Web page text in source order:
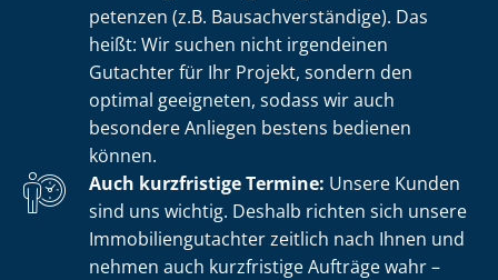
pe­ten­zen (z.B. Bau­sach­ver­stän­di­ge). Das
heißt: Wir suchen nicht irgendeinen
Gutachter für Ihr Projekt, sondern den
optimal geeigneten, sodass wir auch
besondere Anliegen bestens bedienen
können.
Auch kurzfristige Termine: Unsere Kunden
sind uns wichtig. Deshalb richten sich unsere
Im­mo­bi­li­en­gut­ach­ter zeitlich nach Ihnen und
nehmen auch kurzfristige Aufträge wahr –